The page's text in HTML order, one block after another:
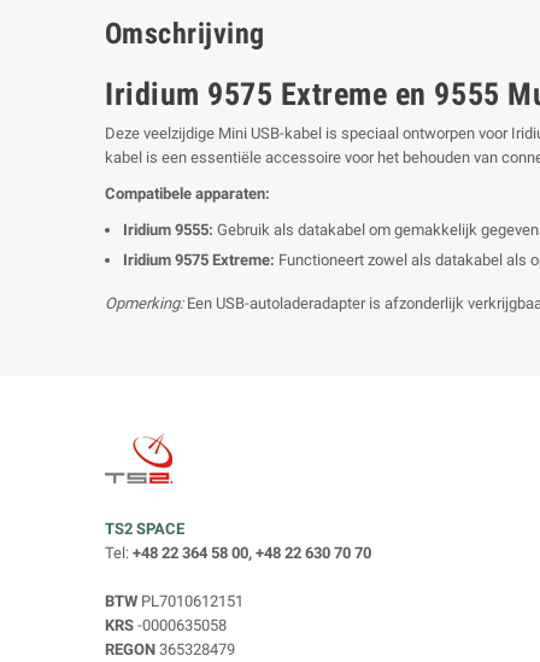
Omschrijving
Iridium 9575 Extreme en 9555
Deze veelzijdige Mini USB-kabel is speciaal ontworpen voor
kabel is een essentiële accessoire voor het behouden van
Compatibele apparaten:
Iridium 9555: Gebruik als datakabel om gemakkelijk
Iridium 9575 Extreme: Functioneert zowel als datakabel als
Opmerking:Een USB-autoladeradapter is afzonderlijk
TS2 SPACE
Tel: +48 22 364 58 00, +48 22 630 70 70
BTW PL7010612151
KRS -0000635058
REGON 365328479